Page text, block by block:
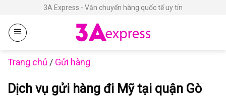
nội
3A Express - Vận chuyển hàng quốc tế uy tín
Trang chủ / Gửi hàng
Dịch vụ gửi hàng đi Mỹ tại quận Gò